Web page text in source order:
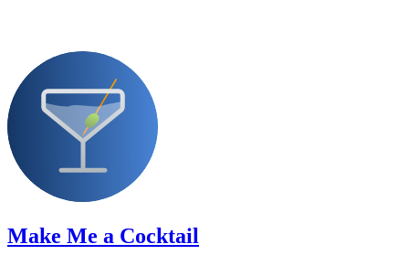
Make Me a Cocktail